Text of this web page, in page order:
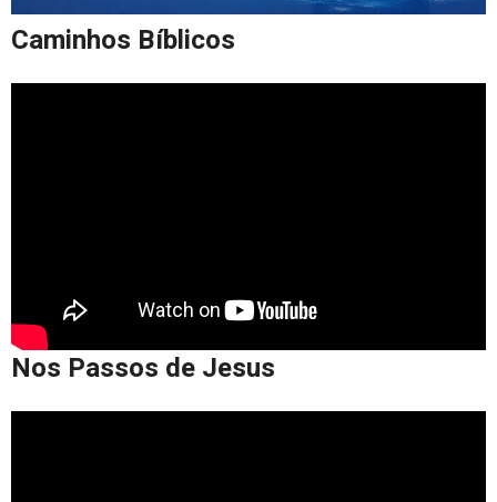
Caminhos Bíblicos
Nos Passos de Jesus